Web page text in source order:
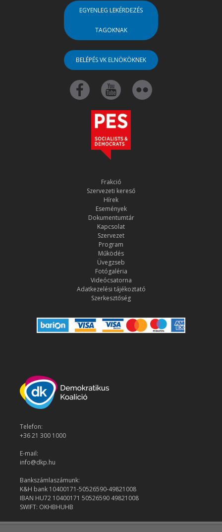
EGYENLEG LEKÉRDEZÉS
TAGOKNAK
BELÉPÉS VK ELNÖKÖKNEK
Frakció
Szervezeti kereső
Hírek
Események
Dokumentumtár
Kapcsolat
Szervezet
Program
Működés
Üvegzseb
Fotógaléria
Videócsatorna
Adatkezelési tájékoztató
Szerkesztőség
Telefon:
+36 21 300 1000
E-mail:
info@dkp.hu
Bankszámlaszámunk:
K&H bank 10400171-50526590-49821008
IBAN HU72 10400171 50526590 49821008
SWIFT: OKHBHUHB